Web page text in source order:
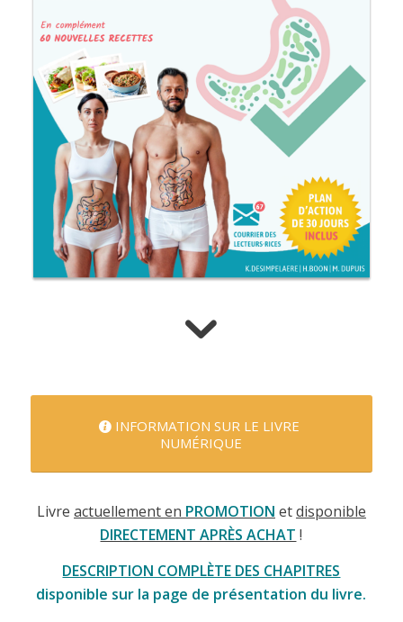
INFORMATION SUR LE LIVRE
NUMÉRIQUE
Livre actuellement en PROMOTION etdisponible
DIRECTEMENT APRÈS ACHAT !
DESCRIPTION COMPLÈTE DES CHAPITRES
disponible sur la page de présentation du livre.